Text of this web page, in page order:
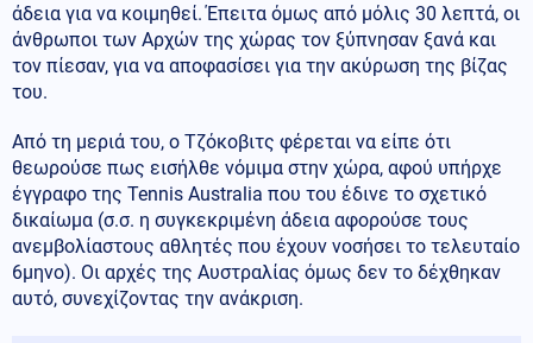
άδεια για να κοιμηθεί. Έπειτα όμως από μόλις 30 λεπτά, οι
άνθρωποι των Αρχών της χώρας τον ξύπνησαν ξανά και
τον πίεσαν, για να αποφασίσει για την ακύρωση της βίζας
του.
Από τη μεριά του, ο Τζόκοβιτς φέρεται να είπε ότι
θεωρούσε πως εισήλθε νόμιμα στην χώρα, αφού υπήρχε
έγγραφο της Tennis Australia που του έδινε το σχετικό
δικαίωμα (σ.σ. η συγκεκριμένη άδεια αφορούσε τους
ανεμβολίαστους αθλητές που έχουν νοσήσει το τελευταίο
6μηνο). Οι αρχές της Αυστραλίας όμως δεν το δέχθηκαν
αυτό, συνεχίζοντας την ανάκριση.